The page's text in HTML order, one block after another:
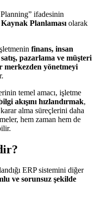
ifadesinin
Planlaması olarak
finans, insan
pazarlama ve müşteri
merkezden yönetmeyi
temel amacı, işletme
akışını hızlandırmak,
alma süreçlerini daha
hem zaman hem de
ERP sistemini diğer
ve sorunsuz şekilde